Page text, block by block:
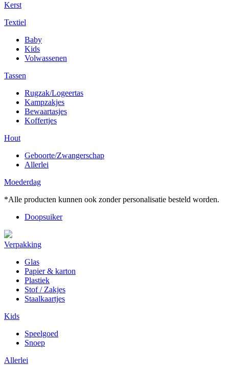
Kerst
Textiel
Baby
Kids
Volwassenen
Tassen
Rugzak/Logeertas
Kampzakjes
Bewaartasjes
Koffertjes
Hout
Geboorte/Zwangerschap
Allerlei
Moederdag
*Alle producten kunnen ook zonder personalisatie besteld worden.
Doopsuiker
Verpakking
Glas
Papier & karton
Plastiek
Stof / Zakjes
Staalkaartjes
Kids
Speelgoed
Snoep
Allerlei